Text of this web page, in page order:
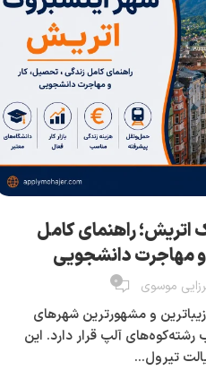
اتریش؛ راهنمای کامل
مهاجرت دانشجویی
موسوی 0
و مشهورترین شهرهای
آلپ قرار دارد. این
تیرول...